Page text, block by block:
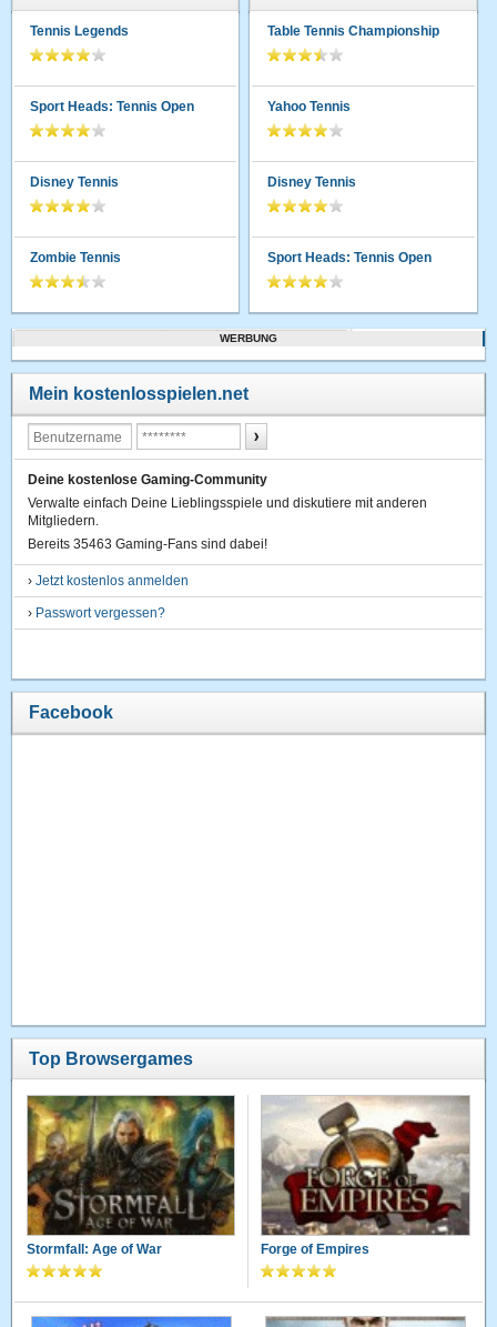
Tennis Legends
Sport Heads: Tennis Open
Disney Tennis
Zombie Tennis
Table Tennis Championship
Yahoo Tennis
Disney Tennis
Sport Heads: Tennis Open
WERBUNG
Mein kostenlosspielen.net
Deine kostenlose Gaming-Community
Verwalte einfach Deine Lieblingsspiele und diskutiere mit anderen
Mitgliedern.
Bereits 35463 Gaming-Fans sind dabei!
›Jetzt kostenlos anmelden
› Passwort vergessen?
Facebook
Top Browsergames
Stormfall: Age of War Forge of Empires